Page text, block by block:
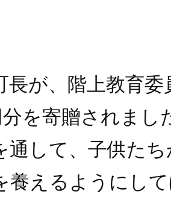
長が、階上教育
を寄贈されまし
通して、子供た
養えるようにし